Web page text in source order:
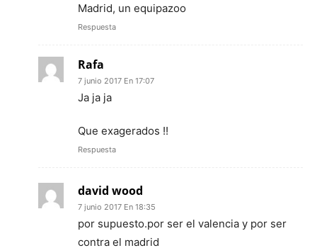
Madrid, un equipazoo
Respuesta
Rafa
7 junio 2017 En 17:07
Ja ja ja
Que exagerados !!
Respuesta
david wood
7 junio 2017 En 18:35
por supuesto.por ser el valencia y por ser
contra el madrid